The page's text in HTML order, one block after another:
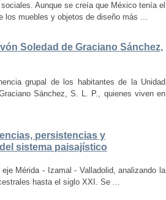
Aunque se creía que México tenía el
los muebles y objetos de diseño más ...
Soledad de Graciano Sánchez,
grupal de los habitantes de la Unidad
Sánchez, S. L. P., quienes viven en
persistencias y
sistema paisajístico
Mérida - Izamal - Valladolid, analizando la
hasta el siglo XXI. Se ...